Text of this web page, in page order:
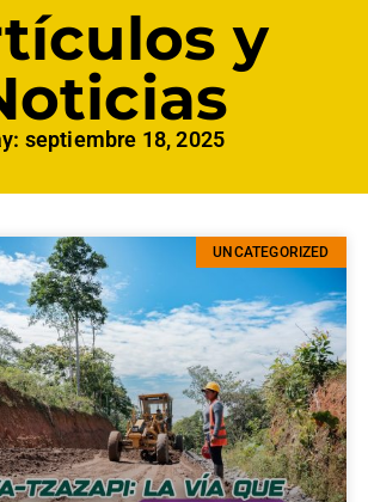
y
septiembre 18, 2025
UNCATEGORIZED